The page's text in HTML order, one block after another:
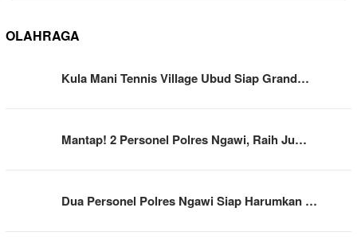
OLAHRAGA
Kula Mani Tennis Village Ubud Siap Grand…
Mantap! 2 Personel Polres Ngawi, Raih Ju…
Dua Personel Polres Ngawi Siap Harumkan …